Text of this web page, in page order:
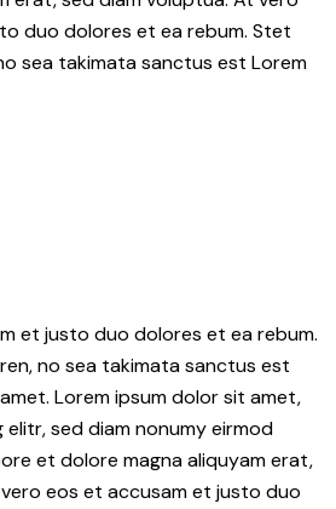
duo dolores et ea rebum. Stet
sea takimata sanctus est Lorem
et justo duo dolores et ea rebum.
no sea takimata sanctus est
Lorem ipsum dolor sit amet,
sed diam nonumy eirmod
et dolore magna aliquyam erat,
eos et accusam et justo duo